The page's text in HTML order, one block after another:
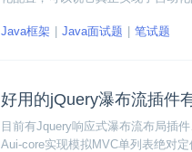
面试一定手到擒来。
Java框架 Java面试题 笔试题
好用的jQuery瀑布流插件
目前有Jquery响应式瀑布流布局插
Aui-core实现模拟MVC单列表绝对